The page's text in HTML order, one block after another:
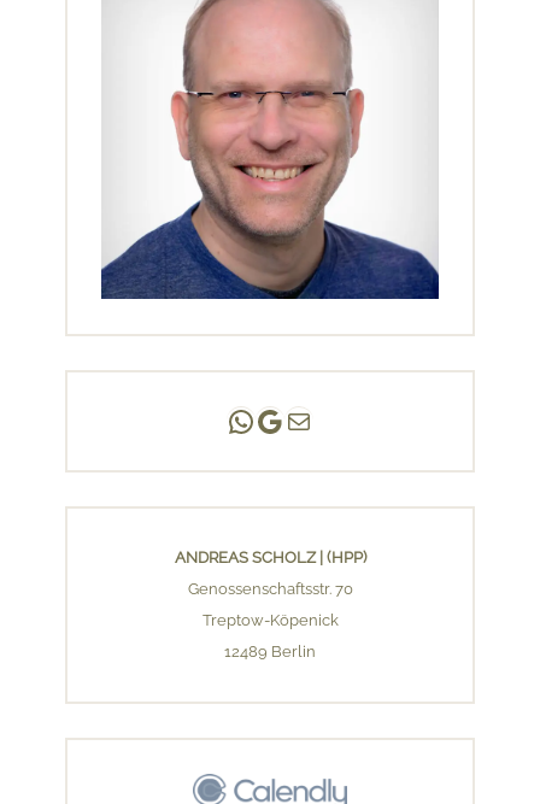
Andreas Scholz | (HPP)
Praxis Adlershof
E-Mail an mich ...
ANDREAS SCHOLZ | (HPP)
Genossenschaftsstr. 70
Treptow-Köpenick
12489 Berlin